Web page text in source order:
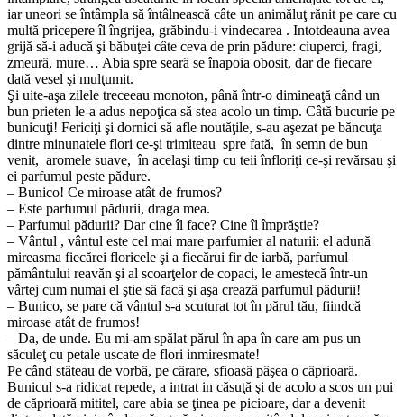
iar uneori se întâmpla să întâlnească câte un animăluţ rănit pe care cu
multă pricepere îl îngrijea, grăbindu-i vindecarea . Intotdeauna avea
grijă să-i aducă şi băbuţei câte ceva de prin pădure: ciuperci, fragi,
zmeură, mure… Abia spre seară se înapoia obosit, dar de fiecare
dată vesel şi mulţumit.
Şi uite-aşa zilele treceeau monoton, până într-o dimineaţă când un
bun prieten le-a adus nepoţica să stea acolo un timp. Câtă bucurie pe
bunicuţi! Fericiţi şi dornici să afle noutăţile, s-au aşezat pe băncuţa
dintre minunatele flori ce-şi trimiteau spre fată, în semn de bun
venit, aromele suave, în acelaşi timp cu teii înfloriţi ce-şi revărsau şi
ei parfumul peste pădure.
– Bunico! Ce miroase atât de frumos?
– Este parfumul pădurii, draga mea.
– Parfumul pădurii? Dar cine îl face? Cine îl împrăştie?
– Vântul , vântul este cel mai mare parfumier al naturii: el adună
mireasma fiecărei floricele şi a fiecărui fir de iarbă, parfumul
pământului reavăn şi al scoarţelor de copaci, le amestecă într-un
vârtej cum numai el ştie să facă şi aşa crează parfumul pădurii!
– Bunico, se pare că vântul s-a scuturat tot în părul tău, fiindcă
miroase atât de frumos!
– Da, de unde. Eu mi-am spălat părul în apa în care am pus un
săculeţ cu petale uscate de flori inmiresmate!
Pe când stăteau de vorbă, pe cărare, sfioasă păşea o căprioară.
Bunicul s-a ridicat repede, a intrat in căsuţă şi de acolo a scos un pui
de căprioară mititel, care abia se ţinea pe picioare, dar a devenit